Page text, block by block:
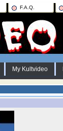
F.A.Q.
My Kultvideo